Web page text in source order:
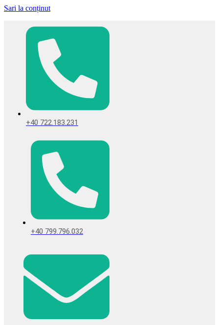
Sari la conținut
+40 722.183.231
+40 799.796.032